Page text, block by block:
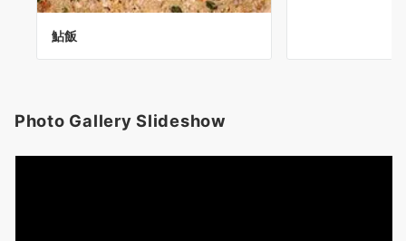
鮎飯
Photo Gallery Slideshow